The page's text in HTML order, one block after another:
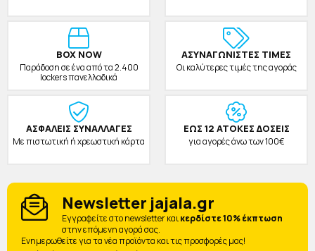
BOX NOW
Παράδοση σε ένα από τα 2.400
lockers πανελλαδικά
ΑΣΥΝΑΓΩΝΙΣΤΕΣ ΤΙΜΕΣ
Οι καλύτερες τιμές της αγοράς
ΑΣΦΑΛΕΙΣ ΣΥΝΑΛΛΑΓΕΣ
Με πιστωτική ή χρεωστική κάρτα
ΕΩΣ 12 ΑΤΟΚΕΣ ΔΟΣΕΙΣ
για αγορές άνω των 100€
Newsletter jajala.gr
Eγγραφείτε στο newsletter καικερδίστε 10% έκπτωση
στην επόμενη αγορά σας.
Ενημερωθείτε για τα νέα προϊόντα και τις προσφορές μας!